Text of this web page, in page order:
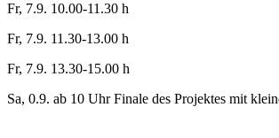
Fr, 7.9. 10.00-11.30 h
Fr, 7.9. 11.30-13.00 h
Fr, 7.9. 13.30-15.00 h
Sa, 0.9. ab 10 Uhr Finale des Projektes mit